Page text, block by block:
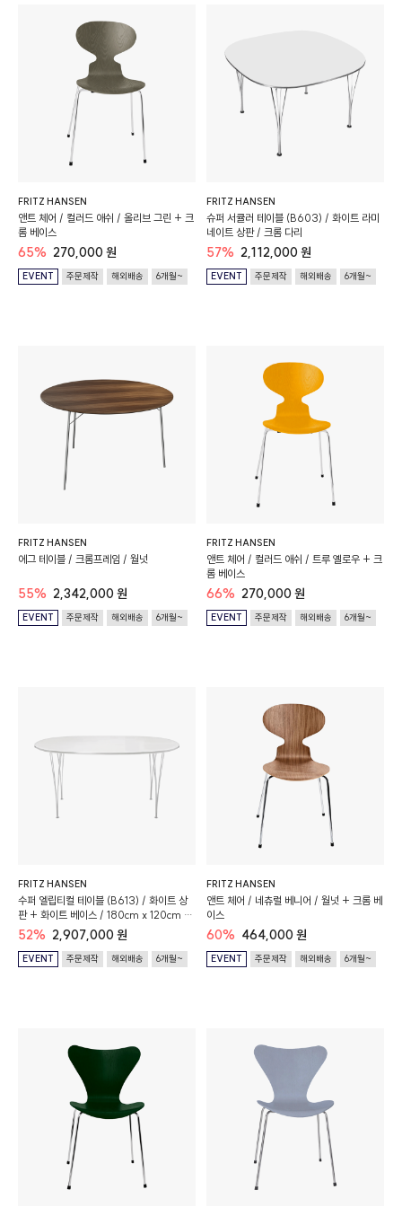
FRITZ HANSEN
앤트 체어 / 컬러드 애쉬 / 올리브 그린 + 크
롬 베이스
65% 270,000 원
EVENT 주문제작 해외배송 6개월~
FRITZ HANSEN
슈퍼 서큘러 테이블 (B603) / 화이트 라미
네이트 상판 / 크롬 다리
57% 2,112,000 원
EVENT 주문제작 해외배송 6개월~
FRITZ HANSEN
에그 테이블 / 크롬프레임 / 월넛
55% 2,342,000 원
EVENT 주문제작 해외배송 6개월~
FRITZ HANSEN
앤트 체어 / 컬러드 애쉬 / 트루 옐로우 + 크
롬 베이스
66% 270,000 원
EVENT 주문제작 해외배송 6개월~
FRITZ HANSEN
수퍼 엘립티컬 테이블 (B613) / 화이트 상
판 + 화이트 베이스 / 180cm x 120cm x
72cm
52% 2,907,000 원
EVENT 주문제작 해외배송 6개월~
FRITZ HANSEN
앤트 체어 / 네츄럴 베니어 / 월넛 + 크롬 베
이스
60% 464,000 원
EVENT 주문제작 해외배송 6개월~